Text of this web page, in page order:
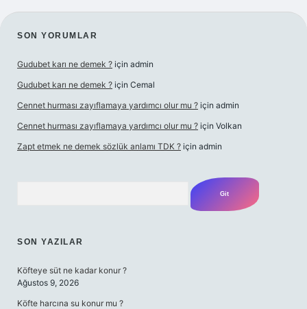
SIDEBAR
SON YORUMLAR
Gudubet karı ne demek ? için admin
Gudubet karı ne demek ? için Cemal
Cennet hurması zayıflamaya yardımcı olur mu ? için admin
Cennet hurması zayıflamaya yardımcı olur mu ? için Volkan
Zapt etmek ne demek sözlük anlamı TDK ? için admin
SON YAZILAR
Köfteye süt ne kadar konur ?
Ağustos 9, 2026
Köfte harcına su konur mu ?